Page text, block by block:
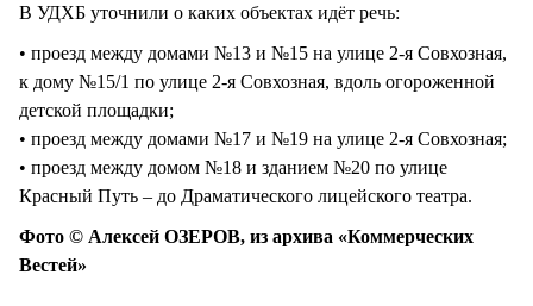
В УДХБ уточнили о каких объектах идёт речь:
• проезд между домами №13 и №15 на улице 2-я Совхозная,
к дому №15/1 по улице 2-я Совхозная, вдоль огороженной
детской площадки;
• проезд между домами №17 и №19 на улице 2-я Совхозная;
• проезд между домом №18 и зданием №20 по улице
Красный Путь – до Драматического лицейского театра.
Фото © Алексей ОЗЕРОВ, из архива «Коммерческих
Вестей»